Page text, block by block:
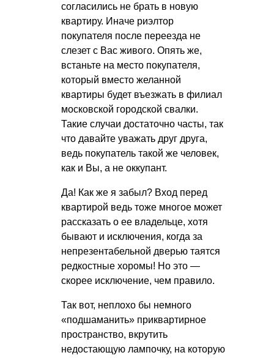
согласились не брать в новую
квартиру. Иначе риэлтор
покупателя после переезда не
слезет с Вас живого. Опять же,
встаньте на место покупателя,
который вместо желанной
квартиры будет въезжать в филиал
московской городской свалки.
Такие случаи достаточно часты, так
что давайте уважать друг друга,
ведь покупатель такой же человек,
как и Вы, а не оккупант.
Да! Как же я забыл? Вход перед
квартирой ведь тоже многое может
рассказать о ее владельце, хотя
бывают и исключения, когда за
непрезентабельной дверью таятся
редкостные хоромы! Но это —
скорее исключение, чем правило.
Так вот, неплохо бы немного
«подшаманить» приквартирное
пространство, вкрутить
недостающую лампочку, на которую